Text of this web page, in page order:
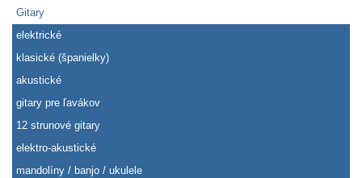
Gitary
elektrické
klasické (španielky)
akustické
gitary pre ľavákov
12 strunové gitary
elektro-akustické
mandolíny / banjo / ukulele